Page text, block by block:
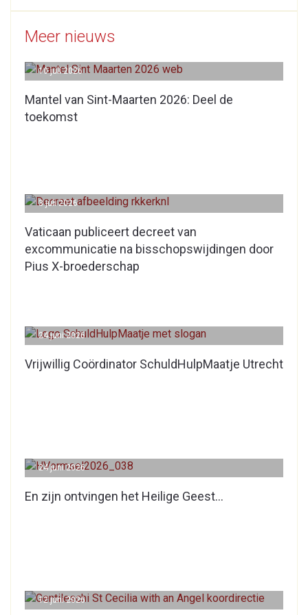
Meer nieuws
Mantel van Sint-Maarten 2026: Deel de
toekomst
10 juli 2026
Vaticaan publiceert decreet van
excommunicatie na bisschopswijdingen door
Pius X-broederschap
3 juli 2026
Vrijwillig Coördinator SchuldHulpMaatje Utrecht
24 juni 2026
En zijn ontvingen het Heilige Geest…
24 juni 2026
12 juni 2026